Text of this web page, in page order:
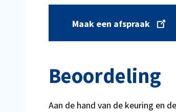
Maak een afspraak
Beoordeling
Aan de hand van de keuring en